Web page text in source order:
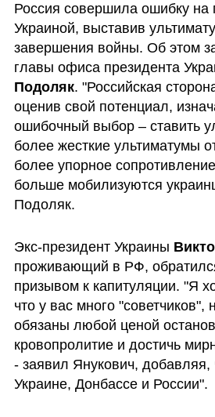
Россия совершила ошибку на
Украиной, выставив
завершения войны. Об этом
главы офиса президента
Подоляк. "Российская
оценив свой потенциал,
ошибочный выбор – ставить
более жесткие ультиматумы
более упорное
больше мобилизуются
Подоляк.
Экс-президент Украины
проживающий в РФ,
призывом к капитуляции. "Я
что у вас много "советчиков",
обязаны любой ценой
кровопролитие и достичь
- заявил Янукович, добавляя,
Украине, Донбассе и России".